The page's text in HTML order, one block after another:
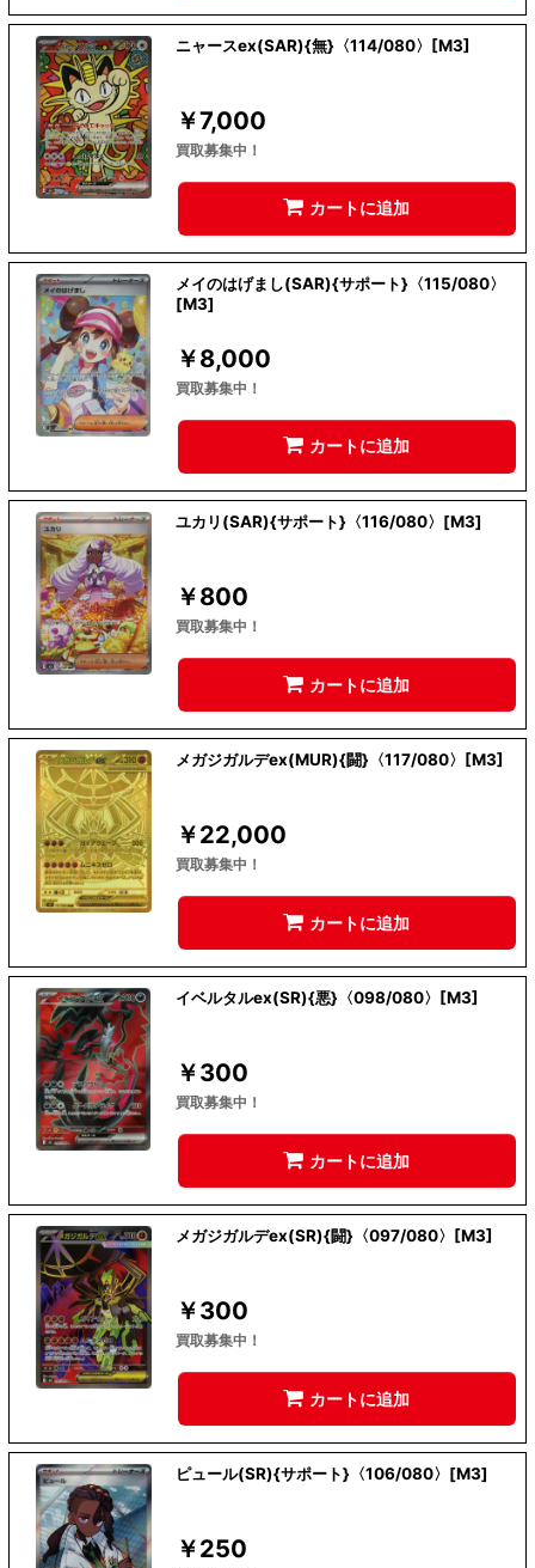
ニャースex(SAR){無}〈114/080〉[M3]
￥7,000
買取募集中！
カートに追加
メイのはげまし(SAR){サポート}〈115/080〉
[M3]
￥8,000
買取募集中！
カートに追加
ユカリ(SAR){サポート}〈116/080〉[M3]
￥800
買取募集中！
カートに追加
メガジガルデex(MUR){闘}〈117/080〉[M3]
￥22,000
買取募集中！
カートに追加
イベルタルex(SR){悪}〈098/080〉[M3]
￥300
買取募集中！
カートに追加
メガジガルデex(SR){闘}〈097/080〉[M3]
￥300
買取募集中！
カートに追加
ピュール(SR){サポート}〈106/080〉[M3]
￥250